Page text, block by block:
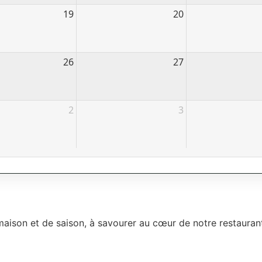
19 20
26 27
2 3
et de saison, à savourer au cœur de notre